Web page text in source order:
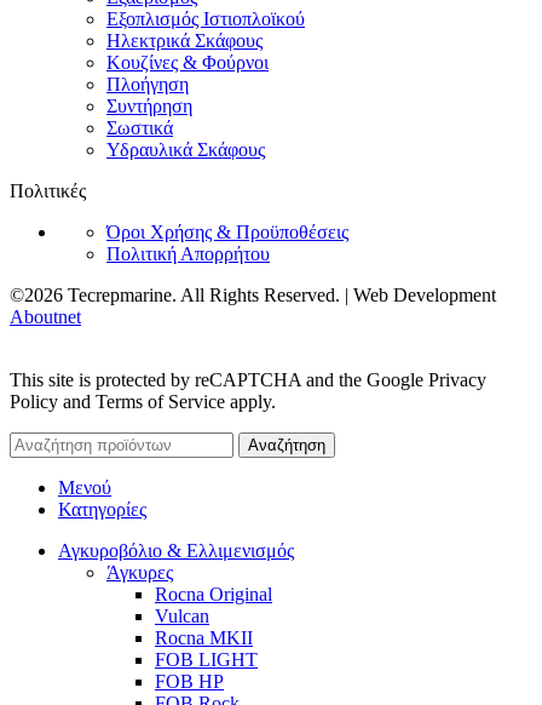
Εξοπλισμός Ιστιοπλοϊκού
Ηλεκτρικά Σκάφους
Κουζίνες & Φούρνοι
Πλοήγηση
Συντήρηση
Σωστικά
Υδραυλικά Σκάφους
Πολιτικές
Όροι Χρήσης & Προϋποθέσεις
Πολιτική Απορρήτου
©2026 Tecrepmarine. All Rights Reserved. | Web Development
Aboutnet
This site is protected by reCAPTCHA and the Google Privacy
Policy and Terms of Service apply.
Αναζήτηση
Μενού
Κατηγορίες
Αγκυροβόλιο & Ελλιμενισμός
Άγκυρες
Rocna Original
Vulcan
Rocna MKII
FOB LIGHT
FOB HP